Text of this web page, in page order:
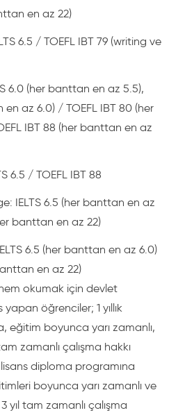
en az 22)
6.5 / TOEFL IBT 79 (writing ve
6.0 (her banttan en az 5.5),
en az 6.0) / TOEFL IBT 80 (her
IBT 88 (her banttan en az
6.5 / TOEFL IBT 88
IELTS 6.5 (her banttan en az
banttan en az 22)
6.5 (her banttan en az 6.0)
en az 22)
okumak için devlet
öğrenciler; 1 yıllık
eğitim boyunca yarı zamanlı,
zamanlı çalışma hakkı
lisans diploma programına
boyunca yarı zamanlı ve
yıl tam zamanlı çalışma